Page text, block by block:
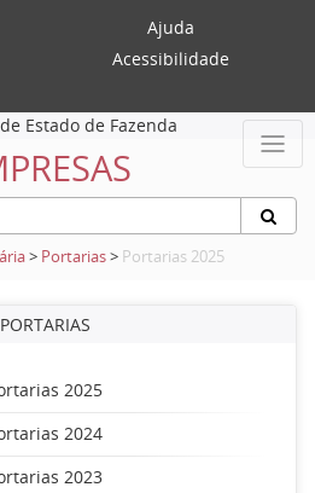
Ajuda
Acessibilidade
Estado de Fazenda
> Portarias> Portarias 2025
PORTARIAS
2025
2024
2023